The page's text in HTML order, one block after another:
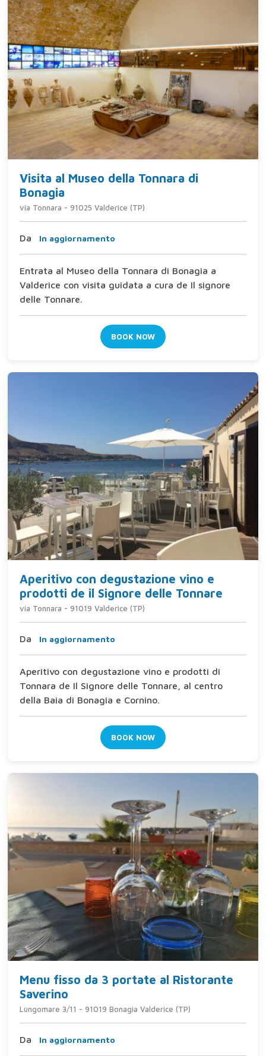
Visita al Museo della Tonnara di
Bonagia
via Tonnara - 91025 Valderice (TP)
Da In aggiornamento
Entrata al Museo della Tonnara di Bonagia a
Valderice con visita guidata a cura de Il signore
delle Tonnare.
BOOK NOW
Aperitivo con degustazione vino e
prodotti de il Signore delle Tonnare
via Tonnara - 91019 Valderice (TP)
Da In aggiornamento
Aperitivo con degustazione vino e prodotti di
Tonnara de Il Signore delle Tonnare, al centro
della Baia di Bonagia e Cornino.
BOOK NOW
Menu fisso da 3 portate al Ristorante
Saverino
Lungomare 3/11 - 91019 Bonagia Valderice (TP)
Da In aggiornamento